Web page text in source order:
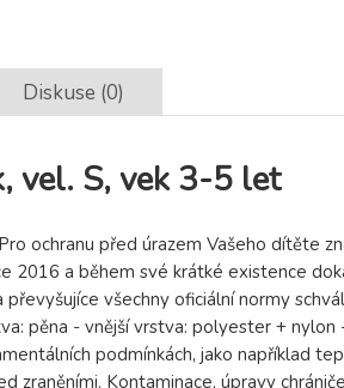
Diskuse (0)
vel. S, vek 3-5 let
ochranu před úrazem Vašeho dítěte
2016 a během své krátké existence
všechny oficiální normy
pěna - vnější vrstva: polyester +
podmínkách, jako například
zraněními. Kontaminace, úpravy